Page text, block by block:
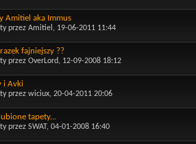
Amitiel aka Immus
przez Amitiel , 19-06-2011 11:44
fajniejszy ??
przez OverLord, 12-09-2008 18:12
i Avki
przez wiciux, 20-04-2011 20:06
tapety...
przez SWAT, 04-01-2008 16:40